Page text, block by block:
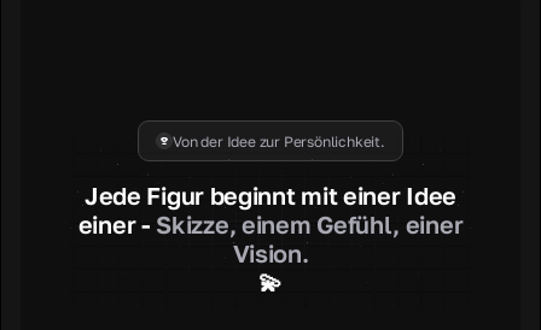
Von der Idee zur Persönlichkeit.
Jede Figur beginnt mit einer Idee
einer - Skizze, einem Gefühl, einer
Vision.
💫